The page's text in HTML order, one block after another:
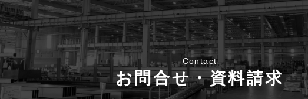
Contact
お問合せ・資料請求